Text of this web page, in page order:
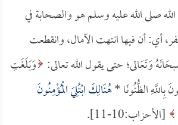
صلى الله عليه وسلم هو والصحابة في
أي: أن فيها انتهت الآمال، وانقطعت
وَتَعَالى؛ حتى يقول الله تعالى: وَبَلَغَتِ
بِاللَّهِ الظُّنُونَا *هُنَالِكَ ابْتُلِيَ الْمُؤْمِنُونَ
[الأحزاب:10-11].